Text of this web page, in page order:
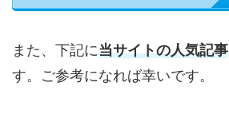
また、下記に当サイトの人気記事
す。ご参考になれば幸いです。